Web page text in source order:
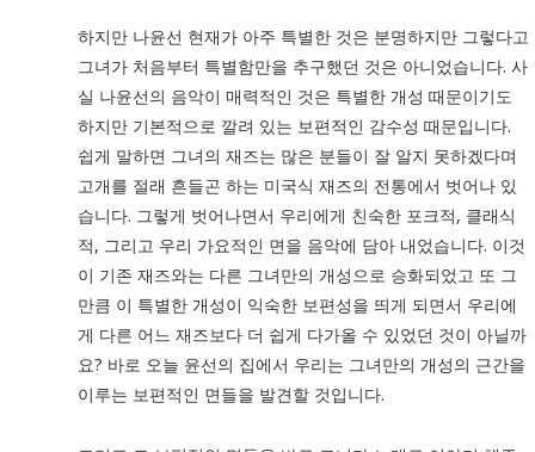
하지만 나윤선 현재가 아주 특별한 것은 분명하지만 그렇다고
그녀가 처음부터 특별함만을 추구했던 것은 아니었습니다. 사
실 나윤선의 음악이 매력적인 것은 특별한 개성 때문이기도
하지만 기본적으로 깔려 있는 보편적인 감수성 때문입니다.
쉽게 말하면 그녀의 재즈는 많은 분들이 잘 알지 못하겠다며
고개를 절래 흔들곤 하는 미국식 재즈의 전통에서 벗어나 있
습니다. 그렇게 벗어나면서 우리에게 친숙한 포크적, 클래식
적, 그리고 우리 가요적인 면을 음악에 담아 내었습니다. 이것
이 기존 재즈와는 다른 그녀만의 개성으로 승화되었고 또 그
만큼 이 특별한 개성이 익숙한 보편성을 띄게 되면서 우리에
게 다른 어느 재즈보다 더 쉽게 다가올 수 있었던 것이 아닐까
요? 바로 오늘 윤선의 집에서 우리는 그녀만의 개성의 근간을
이루는 보편적인 면들을 발견할 것입니다.